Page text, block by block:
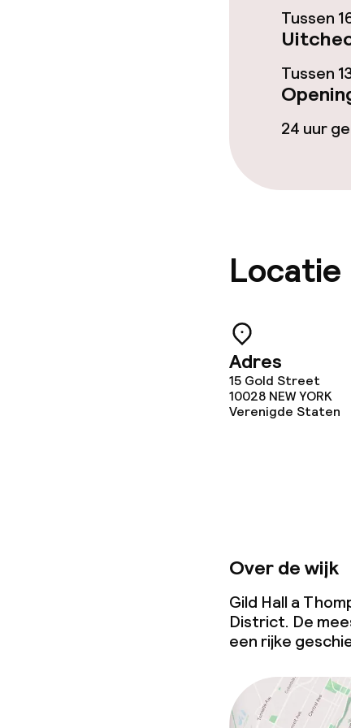
Ontbijt à la
Lunch à la
Wasservice
Borg bij
Overal
Tussen
Tussen
24 uur
Locatie
Adres
15 Gold Street
10028 NEW YORK
Verenigde Staten
Over de wijk
Gild Hall a
District. De
een rijke